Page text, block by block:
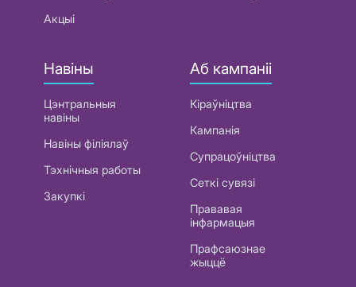
Акцыі
Навіны
Цэнтральныя
навіны
Навіны філіялаў
Тэхнічныя работы
Закупкі
Аб кампаніі
Кіраўніцтва
Кампанія
Супрацоўніцтва
Сеткі сувязі
Прававая
інфармацыя
Прафсаюзнае
жыццё